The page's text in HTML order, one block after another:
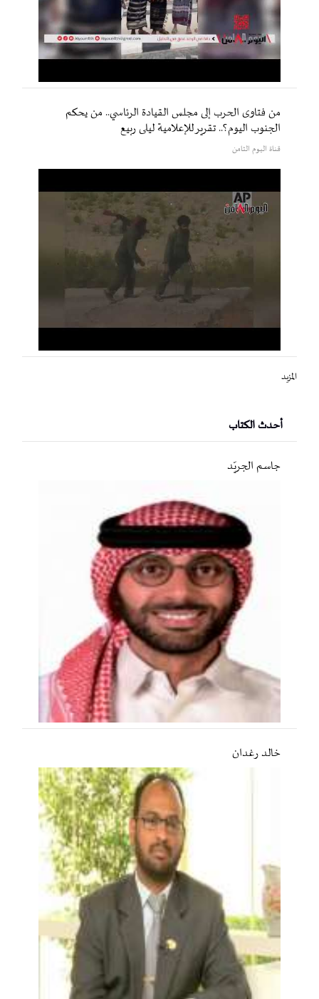
من فتاوى الحرب إلى مجلس القيادة الرئاسي.. من يحكم
الجنوب اليوم؟.. تقرير للإعلامية ليلى ربيع
قناة اليوم الثامن
المزيد
أحدث الكتاب
جاسم الجريّد
خالد رغدان